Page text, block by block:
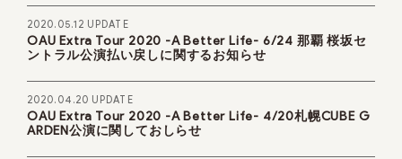
2020.05.12 UPDATE
OAU Extra Tour 2020 -A Better Life- 6/24 那覇 桜坂セ
ントラル公演払い戻しに関するお知らせ
2020.04.20 UPDATE
OAU Extra Tour 2020 -A Better Life- 4/20札幌CUBE G
ARDEN公演に関しておしらせ